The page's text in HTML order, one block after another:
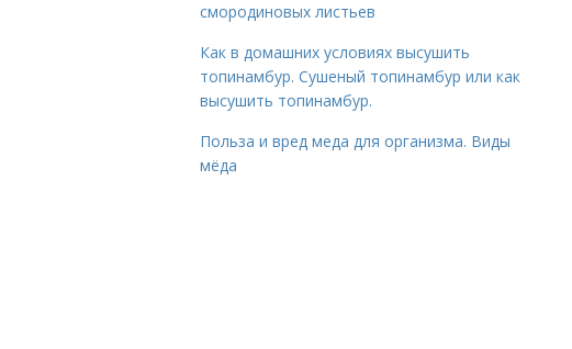
смородиновых листьев
Как в домашних условиях высушить
топинамбур. Сушеный топинамбур или как
высушить топинамбур.
Польза и вред меда для организма. Виды
мёда